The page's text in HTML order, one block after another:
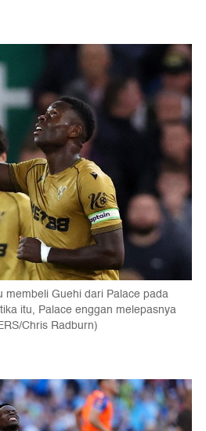
membeli Guehi dari Palace pada
itu, Palace enggan melepasnya
Chris Radburn)